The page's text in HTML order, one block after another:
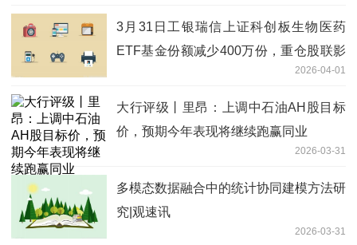
3月31日工银瑞信上证科创板生物医药
ETF基金份额减少400万份，重仓股联影
2026-04-01
大行评级丨里昂：上调中石油AH股目标
价，预期今年表现将继续跑赢同业
2026-03-31
多模态数据融合中的统计协同建模方法研
究|观速讯
2026-03-31